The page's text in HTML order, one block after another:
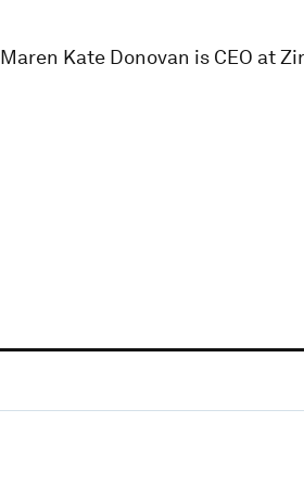
Maren Kate Donovan is CEO at